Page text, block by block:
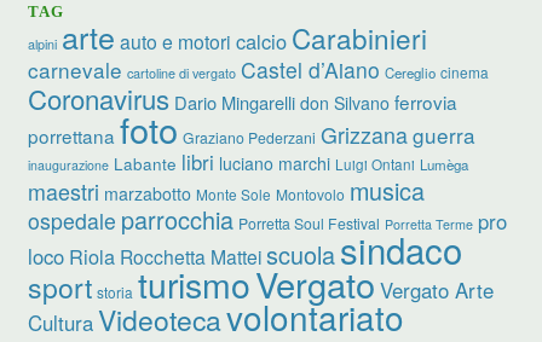
TAG
alpini arte auto e motori calcio Carabinieri
carnevale cartoline di vergato Castel d’Aiano Cereglio cinema
Coronavirus Dario Mingarelli don Silvano ferrovia
porrettana foto Graziano Pederzani Grizzanaguerra
inaugurazione Labante libri luciano marchi Luigi Ontani Lumèga
maestri marzabotto Monte Sole Montovolo musica
ospedale parrocchia Porretta Soul Festival Porretta Terme pro
loco Riola Rocchetta Matteiscuolasindaco
sport storia turismoVergato Vergato Arte
CulturaVideotecavolontariato